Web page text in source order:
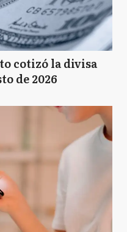
cotizó la divisa
de 2026